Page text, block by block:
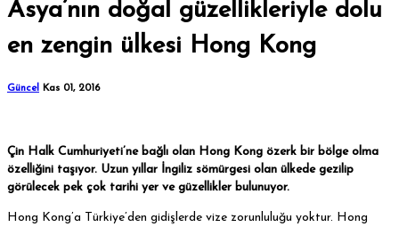
Asya’nın doğal güzellikleriyle dolu
en zengin ülkesi Hong Kong
Güncel Kas 01, 2016
Çin Halk Cumhuriyeti’ne bağlı olan Hong Kong özerk bir bölge olma
özelliğini taşıyor. Uzun yıllar İngiliz sömürgesi olan ülkede gezilip
görülecek pek çok tarihi yer ve güzellikler bulunuyor.
Hong Kong’a Türkiye’den gidişlerde vize zorunluluğu yoktur. Hong